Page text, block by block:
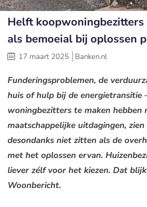
Helft koopwoningbezitters
als bemoeial bij oplossen
17 maart 2025 Banken.nl
Funderingsproblemen, de
huis of hulp bij de energietransitie
woningbezitters te maken hebben
maatschappelijke uitdagingen,
desondanks niet zitten als de
met het oplossen ervan.
liever zélf voor het kiezen. Dat
Woonbericht.